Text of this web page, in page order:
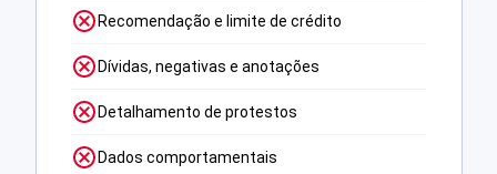
Recomendação e limite de crédito
Dívidas, negativas e anotações
Detalhamento de protestos
Dados comportamentais